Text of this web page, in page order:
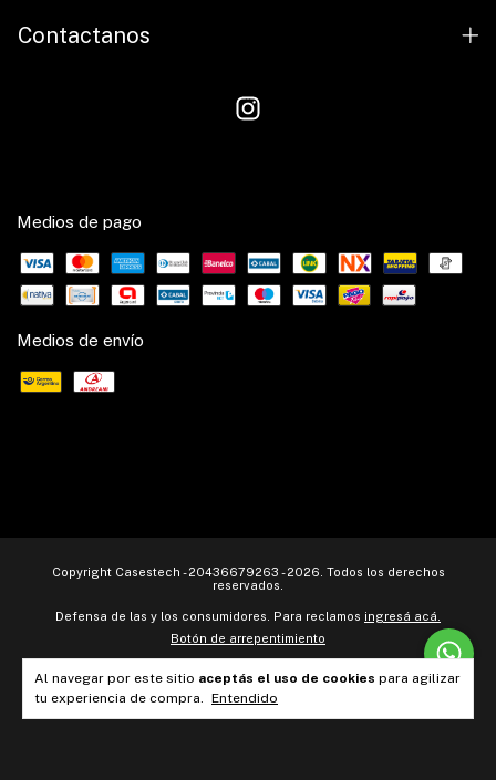
Al navegar por este sitio aceptás el uso de cookies para agilizar
tu experiencia de compra. Entendido
Contactanos
Medios de pago
Medios de envío
Copyright Casestech - 20436679263 - 2026. Todos los derechos
reservados.
Defensa de las y los consumidores. Para reclamos ingresá acá.
Botón de arrepentimiento